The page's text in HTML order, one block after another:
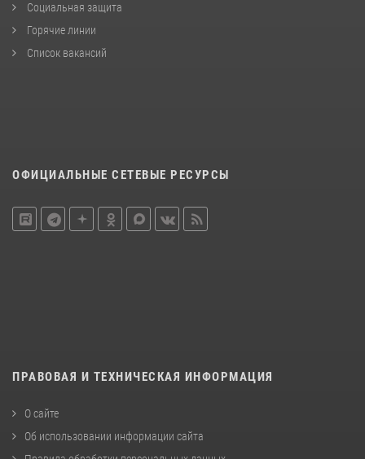
Социальная защита
Горячие линии
Список вакансий
ОФИЦИАЛЬНЫЕ СЕТЕВЫЕ РЕСУРСЫ
ПРАВОВАЯ И ТЕХНИЧЕСКАЯ ИНФОРМАЦИЯ
О сайте
Об использовании информации сайта